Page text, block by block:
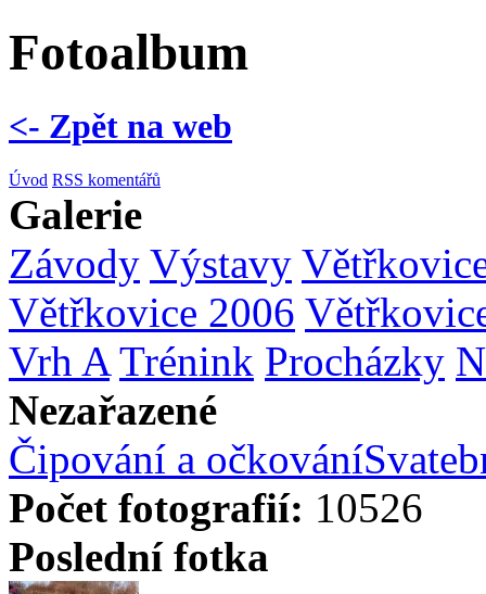
Fotoalbum
<- Zpět na web
Úvod RSS komentářů
Galerie
Závody Výstavy
Větřkovice 2006
Vrh A Trénink Procházky
Nezařazené
Čipování a očkování
Počet fotografií: 10526
Poslední fotka